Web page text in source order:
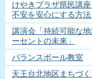
けやきプラザ県民講
不安を安心にする方法
講演会「持続可能な
ーセントの未来」
バランスボール教室
天王台北地区まちづ